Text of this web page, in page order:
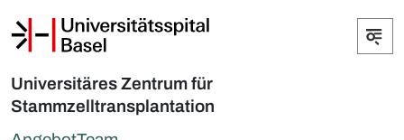
Universitäres Zentrum für
Stammzelltransplantation